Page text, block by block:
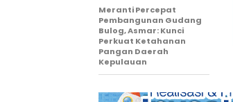
Meranti Percepat
Pembangunan Gudang
Bulog, Asmar: Kunci
Perkuat Ketahanan
Pangan Daerah
Kepulauan